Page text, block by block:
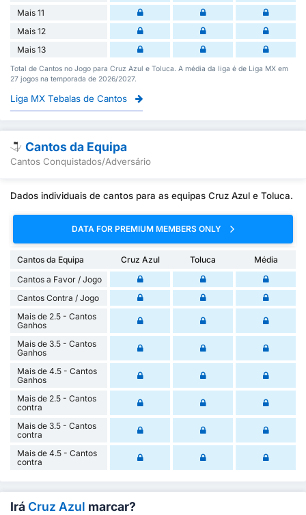
Mais 11
Mais 12
Mais 13
Total de Cantos no Jogo para Cruz Azul e Toluca. A média da liga é de Liga MX em
27 jogos na temporada de 2026/2027.
Liga MX Tebalas de Cantos
Cantos da Equipa
Cantos Conquistados/Adversário
Dados individuais de cantos para as equipas Cruz Azul e Toluca.
DATA FOR PREMIUM MEMBERS ONLY
Cantos da Equipa Cruz Azul Toluca
Média
Cantos a Favor / Jogo
Cantos Contra / Jogo
Mais de 2.5 - Cantos
Ganhos
Mais de 3.5 - Cantos
Ganhos
Mais de 4.5 - Cantos
Ganhos
Mais de 2.5 - Cantos
contra
Mais de 3.5 - Cantos
contra
Mais de 4.5 - Cantos
contra
Irá Cruz Azul marcar?